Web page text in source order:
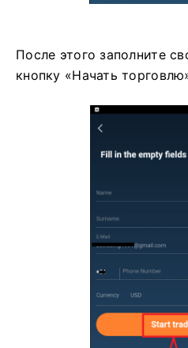
После этого заполните
кнопку «Начать